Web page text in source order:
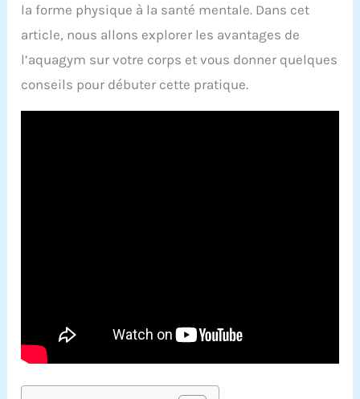
la forme physique à la santé mentale. Dans cet
article, nous allons explorer les avantages de
l’aquagym sur votre corps et vous donner quelques
conseils pour débuter cette pratique.